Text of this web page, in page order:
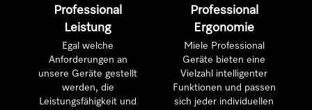
Professional
Leistung
Egal welche
Anforderungen an
unsere Geräte gestellt
werden, die
Leistungsfähigkeit und
Professional
Ergonomie
Miele Professional
Geräte bieten eine
Vielzahl intelligenter
Funktionen und passen
sich jeder individuellen